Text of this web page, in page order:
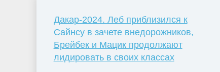
Дакар-2024. Леб приблизился к
Сайнсу в зачете внедорожников,
Брейбек и Мацик продолжают
лидировать в своих классах